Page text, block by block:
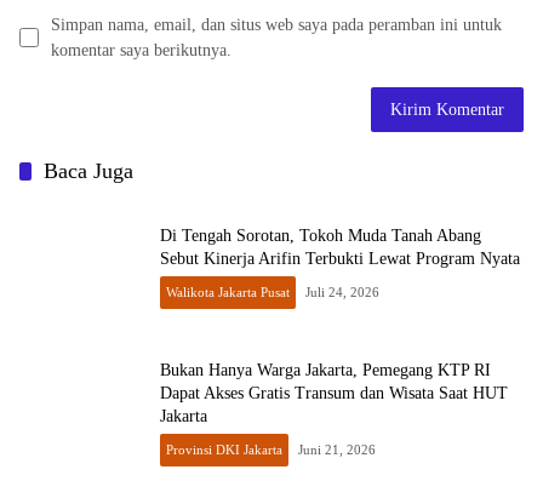
Simpan nama, email, dan situs web saya pada peramban ini untuk
komentar saya berikutnya.
Baca Juga
Di Tengah Sorotan, Tokoh Muda Tanah Abang
Sebut Kinerja Arifin Terbukti Lewat Program Nyata
Walikota Jakarta Pusat Juli 24, 2026
Bukan Hanya Warga Jakarta, Pemegang KTP RI
Dapat Akses Gratis Transum dan Wisata Saat HUT
Jakarta
Provinsi DKI Jakarta Juni 21, 2026